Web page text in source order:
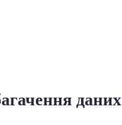
даних